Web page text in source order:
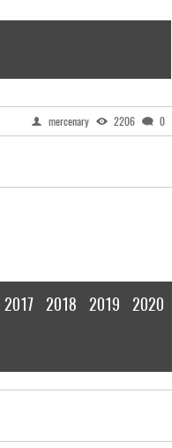
mercenary 2206 0
2017 2018 2019 2020